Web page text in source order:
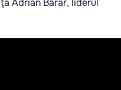
Adrian Bărar, liderul